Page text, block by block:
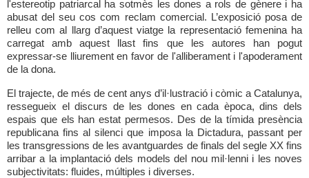
l'estereotip patriarcal ha sotmès les dones a rols de gènere i ha
abusat del seu cos com reclam comercial. L’exposició posa de
relleu com al llarg d’aquest viatge la representació femenina ha
carregat amb aquest llast fins que les autores han pogut
expressar-se lliurement en favor de l'alliberament i l'apoderament
de la dona.
El trajecte, de més de cent anys d’il·lustració i còmic a Catalunya,
ressegueix el discurs de les dones en cada època, dins dels
espais que els han estat permesos. Des de la tímida presència
republicana fins al silenci que imposa la Dictadura, passant per
les transgressions de les avantguardes de finals del segle XX fins
arribar a la implantació dels models del nou mil·lenni i les noves
subjectivitats: fluides, múltiples i diverses.